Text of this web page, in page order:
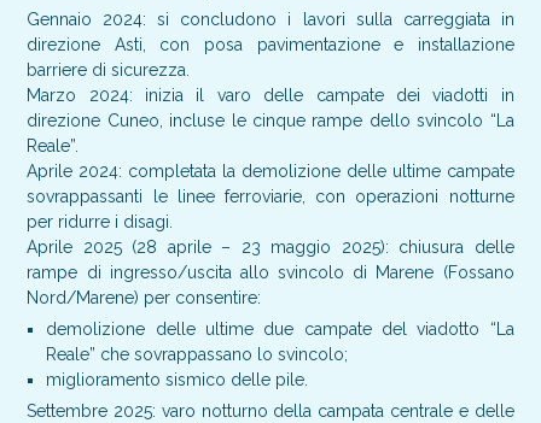
Gennaio 2024: si concludono i lavori sulla carreggiata in
direzione Asti, con posa pavimentazione e installazione
barriere di sicurezza.
Marzo 2024: inizia il varo delle campate dei viadotti in
direzione Cuneo, incluse le cinque rampe dello svincolo “La
Reale”.
Aprile 2024: completata la demolizione delle ultime campate
sovrappassanti le linee ferroviarie, con operazioni notturne
per ridurre i disagi.
Aprile 2025 (28 aprile – 23 maggio 2025): chiusura delle
rampe di ingresso/uscita allo svincolo di Marene (Fossano
Nord/Marene) per consentire:
demolizione delle ultime due campate del viadotto “La
Reale” che sovrappassano lo svincolo;
miglioramento sismico delle pile.
Settembre 2025: varo notturno della campata centrale e delle